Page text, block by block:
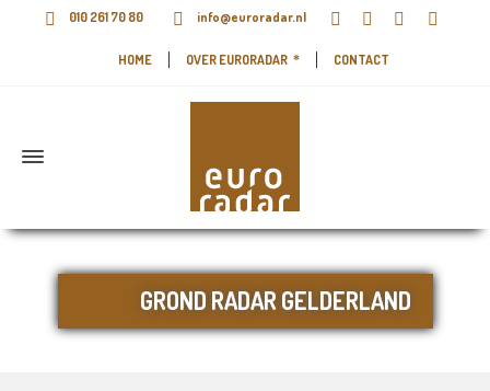
010 261 70 80 info@euroradar.nl
HOME OVER EURORADAR CONTACT
GROND RADAR GELDERLAND